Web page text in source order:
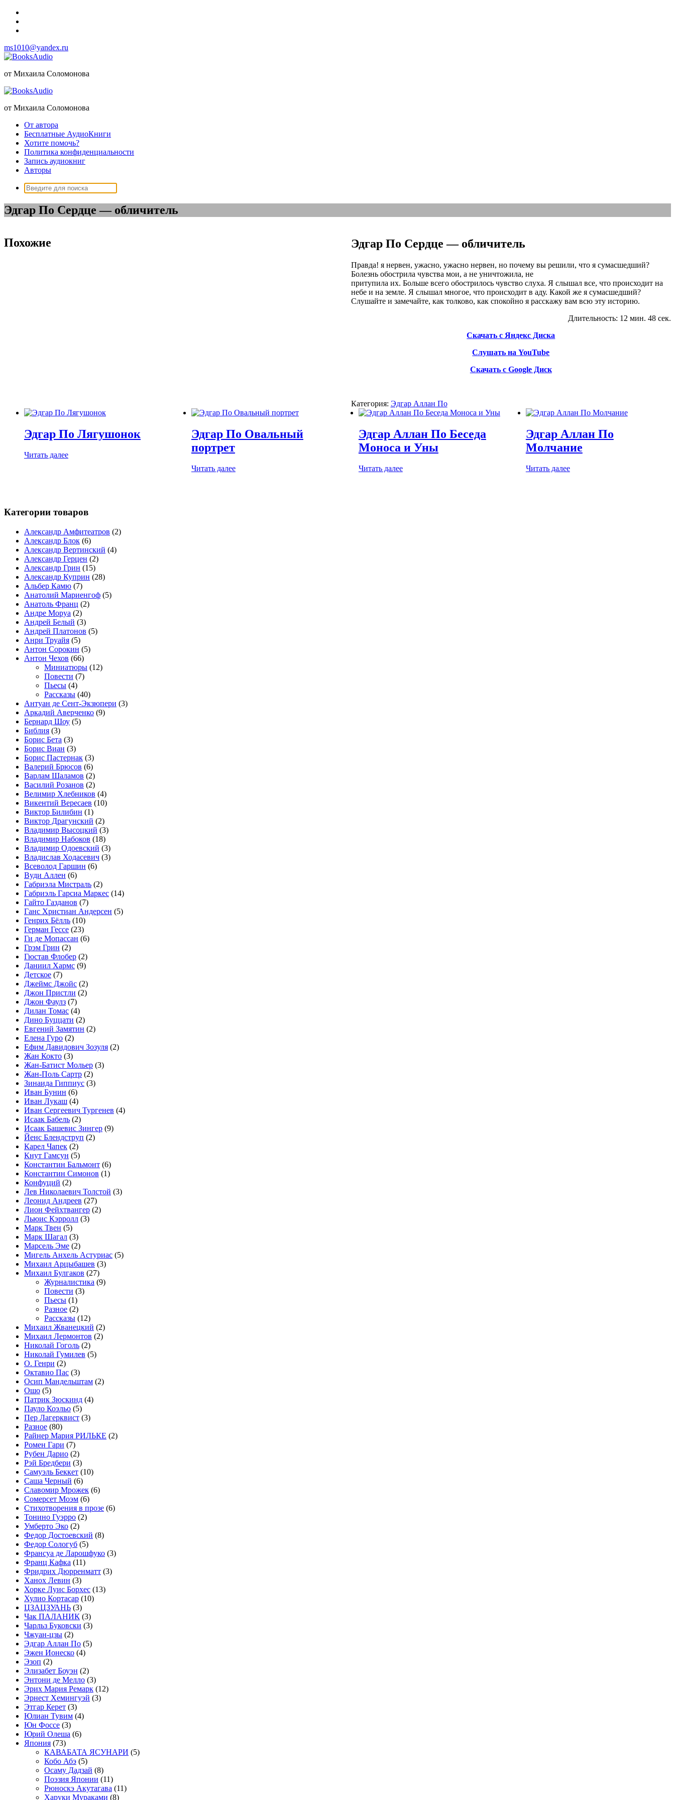
Перейти
содержимому
ms1010@yandex.ru
от Михаила Соломонова
от Михаила Соломонова
От автора
Бесплатные АудиоКниги
Хотите помочь?
Политика конфиденциальности
Запись аудиокниг
Авторы
Поиск:
Эдгар По Сердце — обличитель
Эдгар По Сердце — обличитель
Правда! я нервен, ужасно, ужасно нервен, но почему вы решили, что я сумасшедший?
Болезнь обострила чувства мои, а не уничтожила, не
притупила их. Больше всего обострилось чувство слуха. Я слышал все, что происходит на
небе и на земле. Я слышал многое, что происходит в аду. Какой же я сумасшедший?
Слушайте и замечайте, как толково, как спокойно я расскажу вам всю эту историю.
Длительность: 12 мин. 48 сек.
Скачать с Яндекс Диска
Слушать на YouTube
Скачать с Google Диск
Категория: Эдгар Аллан По
Похожие
Эдгар По Лягушонок
Читать далее
Эдгар По Овальный
портрет
Читать далее
Эдгар Аллан По Беседа
Моноса и Уны
Читать далее
Эдгар Аллан По
Молчание
Читать далее
Категории товаров
Александр Амфитеатров (2)
Александр Блок (6)
Александр Вертинский (4)
Александр Герцен (2)
Александр Грин (15)
Александр Куприн (28)
Альбер Камю (7)
Анатолий Мариенгоф (5)
Анатоль Франц (2)
Андре Моруа (2)
Андрей Белый (3)
Андрей Платонов (5)
Анри Труайя (5)
Антон Сорокин (5)
Антон Чехов (66)
Миниатюры (12)
Повести (7)
Пьесы (4)
Рассказы (40)
Антуан де Сент-Экзюпери (3)
Аркадий Аверченко (9)
Бернард Шоу (5)
Библия (3)
Борис Бета (3)
Борис Виан (3)
Борис Пастернак (3)
Валерий Брюсов (6)
Варлам Шаламов (2)
Василий Розанов (2)
Велимир Хлебников (4)
Викентий Вересаев (10)
Виктор Билибин (1)
Виктор Драгунский (2)
Владимир Высоцкий (3)
Владимир Набоков (18)
Владимир Одоевский (3)
Владислав Ходасевич (3)
Всеволод Гаршин (6)
Вуди Аллен (6)
Габриэла Мистраль (2)
Габриэль Гарсиа Маркес (14)
Гайто Газданов (7)
Ганс Христиан Андерсен (5)
Генрих Бёлль (10)
Герман Гессе (23)
Ги де Мопассан (6)
Грэм Грин (2)
Гюстав Флобер (2)
Даниил Хармс (9)
Детское (7)
Джеймс Джойс (2)
Джон Пристли (2)
Джон Фаулз (7)
Дилан Томас (4)
Дино Буццати (2)
Евгений Замятин (2)
Елена Гуро (2)
Ефим Давидович Зозуля (2)
Жан Кокто (3)
Жан-Батист Мольер (3)
Жан-Поль Сартр (2)
Зинаида Гиппиус (3)
Иван Бунин (6)
Иван Лукаш (4)
Иван Сергеевич Тургенев (4)
Исаак Бабель (2)
Исаак Башевис Зингер (9)
Йенс Блендструп (2)
Карел Чапек (2)
Кнут Гамсун (5)
Константин Бальмонт (6)
Константин Симонов (1)
Конфуций (2)
Лев Николаевич Толстой (3)
Леонид Андреев (27)
Лион Фейхтвангер (2)
Льюис Кэрролл (3)
Марк Твен (5)
Марк Шагал (3)
Марсель Эме (2)
Мигель Анхель Астуриас (5)
Михаил Арцыбашев (3)
Михаил Булгаков (27)
Журналистика (9)
Повести (3)
Пьесы (1)
Разное (2)
Рассказы (12)
Михаил Жванецкий (2)
Михаил Лермонтов (2)
Николай Гоголь (2)
Николай Гумилев (5)
О. Генри (2)
Октавио Пас (3)
Осип Мандельштам (2)
Ошо (5)
Патрик Зюскинд (4)
Пауло Коэльо (5)
Пер Лагерквист (3)
Разное (80)
Райнер Мария РИЛЬКЕ (2)
Ромен Гари (7)
Рубен Дарио (2)
Рэй Бредбери (3)
Самуэль Беккет (10)
Саша Черный (6)
Славомир Мрожек (6)
Сомерсет Моэм (6)
Стихотворения в прозе (6)
Тонино Гуэрро (2)
Умберто Эко (2)
Федор Достоевский (8)
Федор Сологуб (5)
Франсуа де Ларошфуко (3)
Франц Кафка (11)
Фридрих Дюрренматт (3)
Ханох Левин (3)
Хорке Луис Борхес (13)
Хулио Кортасар (10)
ЦЗАЦЗУАНЬ (3)
Чак ПАЛАНИК (3)
Чарльз Буковски (3)
Чжуан-цзы (2)
Эдгар Аллан По (5)
Эжен Ионеско (4)
Эзоп (2)
Элизабет Боуэн (2)
Энтони де Мелло (3)
Эрих Мария Ремарк (12)
Эрнест Хемингуэй (3)
Этгар Керет (3)
Юлиан Тувим (4)
Юн Фоссе (3)
Юрий Олеша (6)
Япония (73)
КАВАБАТА ЯСУНАРИ (5)
Кобо Абэ (5)
Осаму Дадзай (8)
Поэзия Японии (11)
Рюноскэ Акутагава (11)
Харуки Мураками (8)